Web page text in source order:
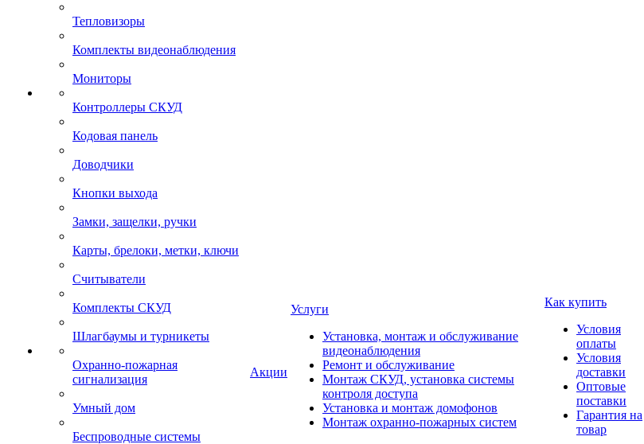
Тепловизоры
Комплекты видеонаблюдения
Мониторы
Контроллеры СКУД
Кодовая панель
Доводчики
Кнопки выхода
Замки, защелки, ручки
Карты, брелоки, метки, ключи
Считыватели
Комплекты СКУД
Шлагбаумы и турникеты
Охранно-пожарная
сигнализация
Умный дом
Беспроводные системы
Акции
Услуги
Установка, монтаж и обслуживание
видеонаблюдения
Ремонт и обслуживание
Монтаж СКУД, установка системы
контроля доступа
Установка и монтаж домофонов
Монтаж охранно-пожарных систем
Как купить
Условия
оплаты
Условия
доставки
Оптовые
поставки
Гарантия на
товар